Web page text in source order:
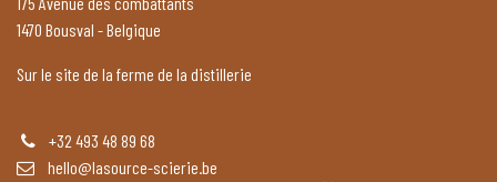
1470 Bousval - Belgique
Sur le site de la ferme de la distillerie
+32 493 48 89 68
hello@lasource-scierie.be